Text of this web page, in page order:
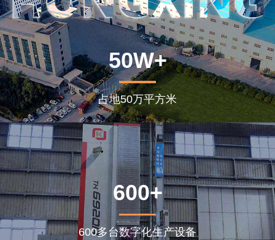
50W+
占地50万平方米
600+
600多台数字化生产设备